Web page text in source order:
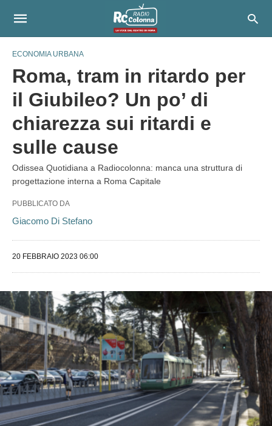
ECONOMIA URBANA
Roma, tram in ritardo per
il Giubileo? Un po’ di
chiarezza sui ritardi e
sulle cause
Odissea Quotidiana a Radiocolonna: manca una struttura di
progettazione interna a Roma Capitale
PUBBLICATO DA
Giacomo Di Stefano
20 FEBBRAIO 2023 06:00